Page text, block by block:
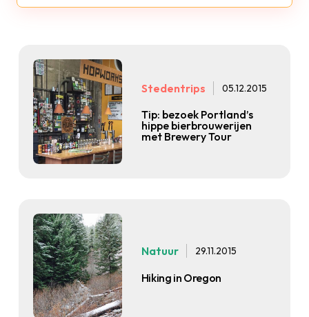
Tip: bezoek Portland’s
hippe bierbrouwerijen
met Brewery Tour
Stedentrips 05.12.2015
Natuur 29.11.2015
Hiking in Oregon